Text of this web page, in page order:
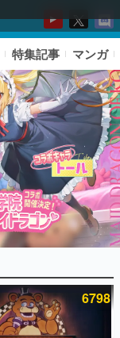
特集記事 マンガ
6798